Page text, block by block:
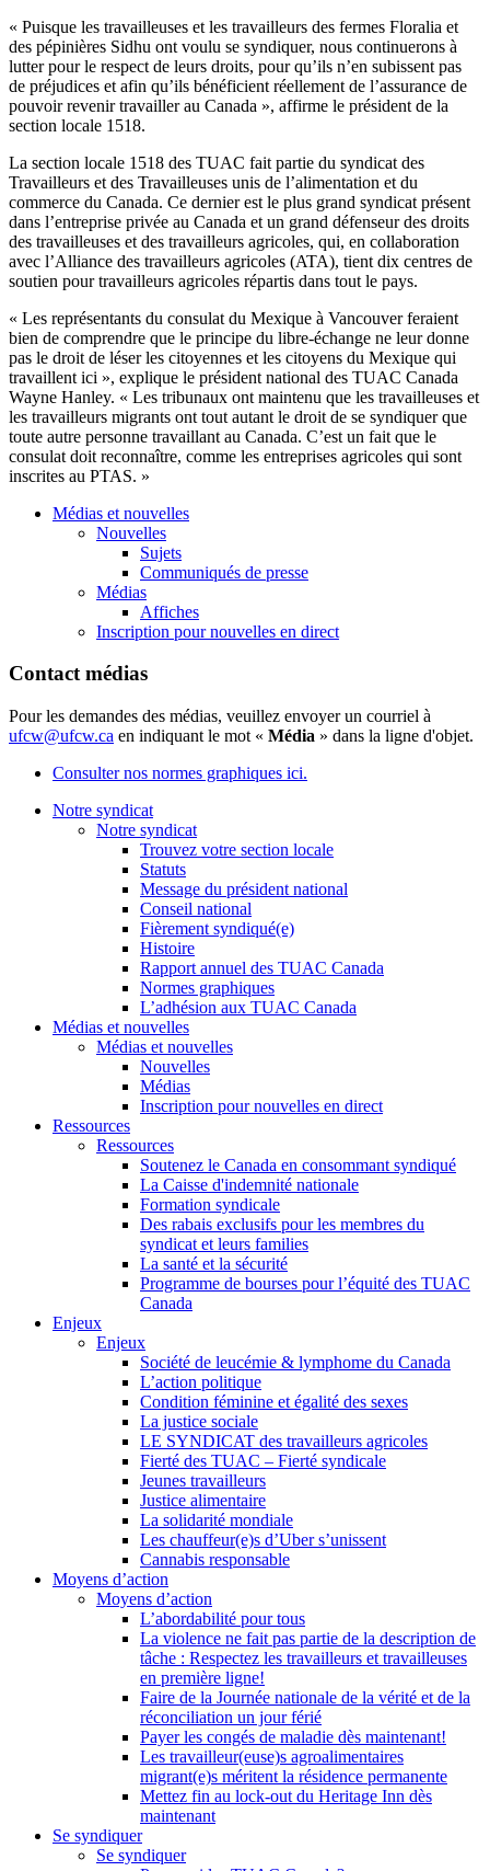
« Puisque les travailleuses et les travailleurs des fermes Floralia et
des pépinières Sidhu ont voulu se syndiquer, nous continuerons à
lutter pour le respect de leurs droits, pour qu’ils n’en subissent pas
de préjudices et afin qu’ils bénéficient réellement de l’assurance de
pouvoir revenir travailler au Canada », affirme le président de la
section locale 1518.
La section locale 1518 des TUAC fait partie du syndicat des
Travailleurs et des Travailleuses unis de l’alimentation et du
commerce du Canada. Ce dernier est le plus grand syndicat présent
dans l’entreprise privée au Canada et un grand défenseur des droits
des travailleuses et des travailleurs agricoles, qui, en collaboration
avec l’Alliance des travailleurs agricoles (ATA), tient dix centres de
soutien pour travailleurs agricoles répartis dans tout le pays.
« Les représentants du consulat du Mexique à Vancouver feraient
bien de comprendre que le principe du libre-échange ne leur donne
pas le droit de léser les citoyennes et les citoyens du Mexique qui
travaillent ici », explique le président national des TUAC Canada
Wayne Hanley. « Les tribunaux ont maintenu que les travailleuses et
les travailleurs migrants ont tout autant le droit de se syndiquer que
toute autre personne travaillant au Canada. C’est un fait que le
consulat doit reconnaître, comme les entreprises agricoles qui sont
inscrites au PTAS. »
Médias et nouvelles
Nouvelles
Sujets
Communiqués de presse
Médias
Affiches
Inscription pour nouvelles en direct
Contact médias
Pour les demandes des médias, veuillez envoyer un courriel à
ufcw@ufcw.ca en indiquant le mot « Média » dans la ligne d'objet.
Consulter nos normes graphiques ici.
Notre syndicat
Notre syndicat
Trouvez votre section locale
Statuts
Message du président national
Conseil national
Fièrement syndiqué(e)
Histoire
Rapport annuel des TUAC Canada
Normes graphiques
L’adhésion aux TUAC Canada
Médias et nouvelles
Médias et nouvelles
Nouvelles
Médias
Inscription pour nouvelles en direct
Ressources
Ressources
Soutenez le Canada en consommant syndiqué
La Caisse d'indemnité nationale
Formation syndicale
Des rabais exclusifs pour les membres du
syndicat et leurs families
La santé et la sécurité
Programme de bourses pour l’équité des TUAC
Canada
Enjeux
Enjeux
Société de leucémie & lymphome du Canada
L’action politique
Condition féminine et égalité des sexes
La justice sociale
LE SYNDICAT des travailleurs agricoles
Fierté des TUAC – Fierté syndicale
Jeunes travailleurs
Justice alimentaire
La solidarité mondiale
Les chauffeur(e)s d’Uber s’unissent
Cannabis responsable
Moyens d’action
Moyens d’action
L’abordabilité pour tous
La violence ne fait pas partie de la description de
tâche : Respectez les travailleurs et travailleuses
en première ligne!
Faire de la Journée nationale de la vérité et de la
réconciliation un jour férié
Payer les congés de maladie dès maintenant!
Les travailleur(euse)s agroalimentaires
migrant(e)s méritent la résidence permanente
Mettez fin au lock-out du Heritage Inn dès
maintenant
Se syndiquer
Se syndiquer